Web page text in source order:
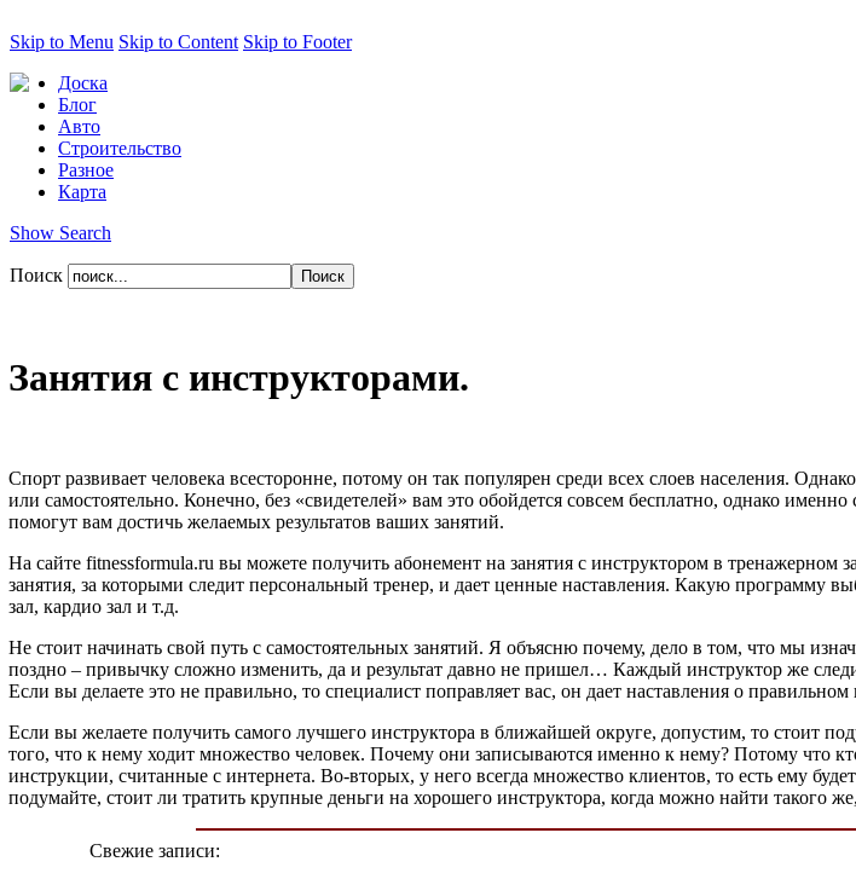
Skip to Menu Skip to Content Skip to Footer
Доска
Блог
Авто
Строительство
Разное
Карта
Show Search
Поиск
Занятия с инструкторами.
Спорт развивает человека всесторонне, потому он так популярен среди всех слоев населения.
или самостоятельно. Конечно, без «свидетелей» вам это обойдется совсем бесплатно, однако
помогут вам достичь желаемых результатов ваших занятий.
На сайте fitnessformula.ru вы можете получить абонемент на занятия с инструктором в
занятия, за которыми следит персональный тренер, и дает ценные наставления. Какую программу
зал, кардио зал и т.д.
Не стоит начинать свой путь с самостоятельных занятий. Я объясню почему, дело в том, что мы
поздно – привычку сложно изменить, да и результат давно не пришел… Каждый инструктор же
Если вы делаете это не правильно, то специалист поправляет вас, он дает наставления о
Если вы желаете получить самого лучшего инструктора в ближайшей округе, допустим, то стоит
того, что к нему ходит множество человек. Почему они записываются именно к нему? Потому что
инструкции, считанные с интернета. Во-вторых, у него всегда множество клиентов, то есть ему
подумайте, стоит ли тратить крупные деньги на хорошего инструктора, когда можно найти такого
Свежие записи: